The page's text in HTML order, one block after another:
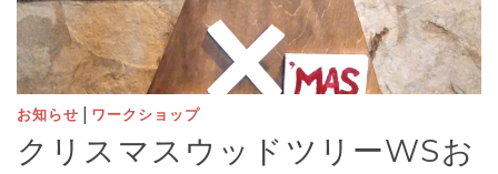
お知らせ | ワークショップ
クリスマスウッドツリーWSお